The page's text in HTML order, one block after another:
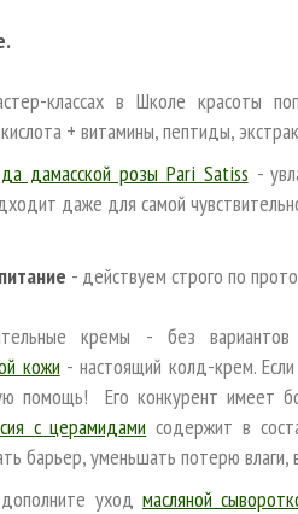
классах в Школе красоты
кислота + витамины, пептиды,
дамасской розы Pаri Satiss -
даже для самой
- действуем строго по
кремы - без
кожи - настоящий колд-крем.
помощь! Его конкурент имеет
с церамидами содержит в
барьер, уменьшать потерю
уход масляной